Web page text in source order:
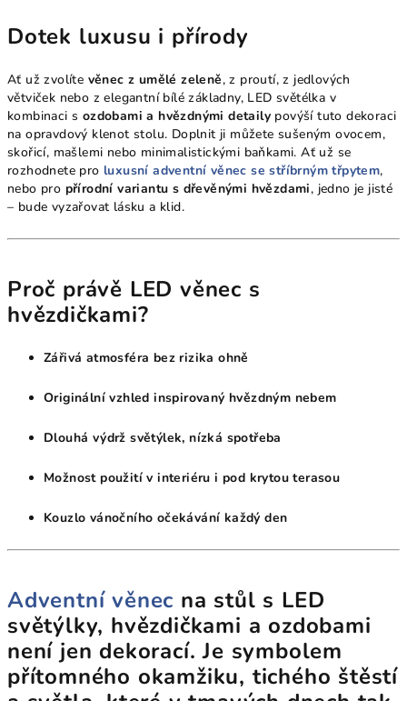
Dotek luxusu i přírody
Ať už zvolíte věnec z umělé zeleně, z proutí, z jedlových
větviček nebo z elegantní bílé základny, LED světélka v
kombinaci s ozdobami a hvězdnými detaily povýší tuto dekoraci
na opravdový klenot stolu. Doplnit ji můžete sušeným ovocem,
skořicí, mašlemi nebo minimalistickými baňkami. Ať už se
rozhodnete pro luxusní adventní věnec se stříbrným třpytem,
nebo pro přírodní variantu s dřevěnými hvězdami, jedno je jisté
– bude vyzařovat lásku a klid.
Proč právě LED věnec s
hvězdičkami?
Zářivá atmosféra bez rizika ohně
Originální vzhled inspirovaný hvězdným nebem
Dlouhá výdrž světýlek, nízká spotřeba
Možnost použití v interiéru i pod krytou terasou
Kouzlo vánočního očekávání každý den
Adventní věnec na stůl s LED
světýlky, hvězdičkami a ozdobami
není jen dekorací. Je symbolem
přítomného okamžiku, tichého štěstí